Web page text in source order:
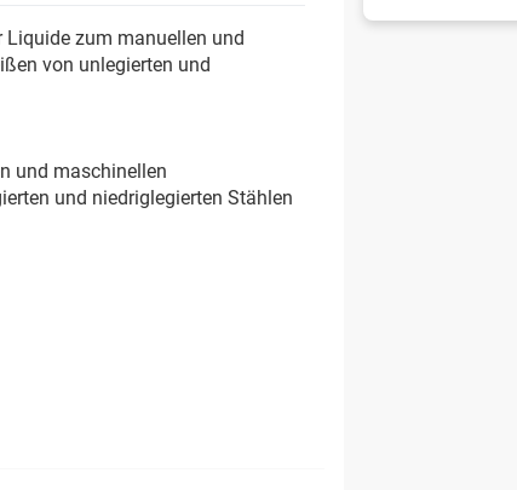
Liquide zum manuellen und
von unlegierten und
und maschinellen
und niedriglegierten Stählen